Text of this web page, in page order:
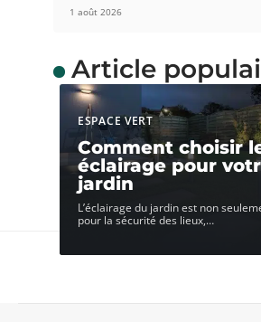
1 août 2026
Article
ESPACE VERT
Comment choisir
éclairage pour
jardin
L’éclairage du jardin est non
pour la sécurité des lieux,…